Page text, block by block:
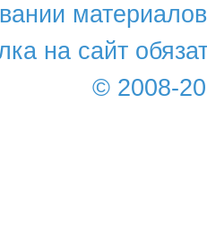
на сайт
© 2008-